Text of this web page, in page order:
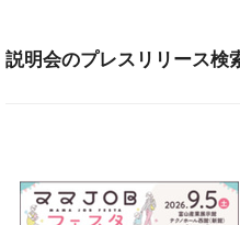
説明会のプレスリリース検